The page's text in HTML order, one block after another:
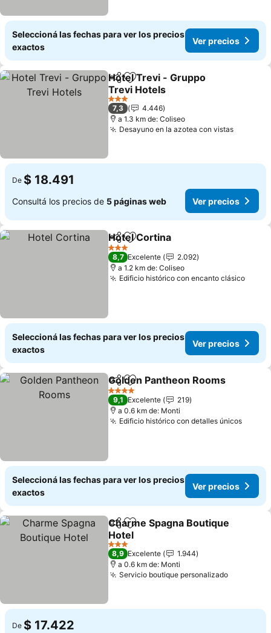
Seleccioná las fechas para ver los precios
exactos
Ver precios
CompartirAñadir a favoritos
Hotel Trevi - Gruppo
Trevi Hotels
3 Estrellas
7,3
4.446
a 1.3 km de: Coliseo
Desayuno en la azotea con vistas
De $ 18.491
Consultá los precios de 5 páginas web Ver precios
CompartirAñadir a favoritos
Hotel Cortina
3 Estrellas
8,7 Excelente
2.092
a 1.2 km de: Coliseo
Edificio histórico con encanto clásico
Seleccioná las fechas para ver los precios
exactos
Ver precios
CompartirAñadir a favoritos
Golden Pantheon Rooms
4 Estrellas
9,1 Excelente
219
a 0.6 km de: Monti
Edificio histórico con detalles únicos
Seleccioná las fechas para ver los precios
exactos
Ver precios
CompartirAñadir a favoritos
Charme Spagna Boutique
Hotel
3 Estrellas
8,9 Excelente
1.944
a 0.6 km de: Monti
Servicio boutique personalizado
De $ 17.422